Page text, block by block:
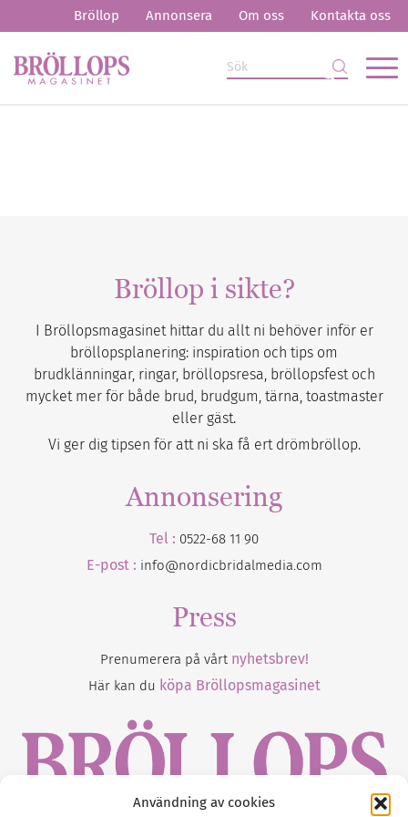
Användning av cookies
Bröllop Annonsera Om oss Kontakta oss
Bröllop i sikte?
I Bröllopsmagasinet hittar du allt ni behöver inför er
bröllopsplanering: inspiration och tips om
brudklänningar, ringar, bröllopsresa, bröllopsfest och
mycket mer för både brud, brudgum, tärna, toastmaster
eller gäst.
Vi ger dig tipsen för att ni ska få ert drömbröllop.
Annonsering
Tel : 0522-68 11 90
E-post : info@nordicbridalmedia.com
Press
Prenumerera på vårt nyhetsbrev!
Här kan du köpa Bröllopsmagasinet